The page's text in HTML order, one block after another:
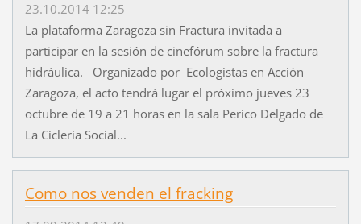
23.10.2014 12:25
La plataforma Zaragoza sin Fractura invitada a
participar en la sesión de cinefórum sobre la fractura
hidráulica. Organizado por Ecologistas en Acción
Zaragoza, el acto tendrá lugar el próximo jueves 23
octubre de 19 a 21 horas en la sala Perico Delgado de
La Ciclería Social...
Como nos venden el fracking